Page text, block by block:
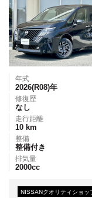
年式
2026(R08)年
修復歴
なし
走行距離
10 km
整備
整備付き
排気量
2000cc
NISSANクオリティショッ